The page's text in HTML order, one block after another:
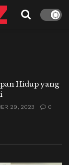
Hidup yang
29, 2023 0